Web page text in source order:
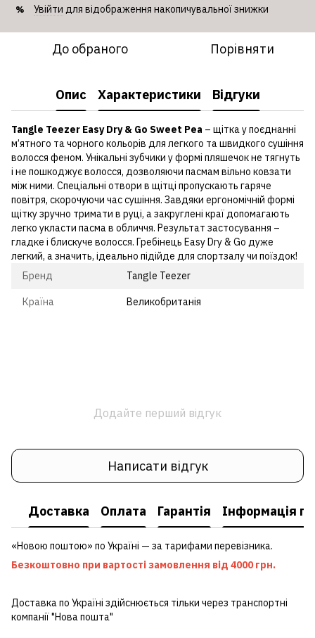
% Увійти для відображення накопичувальної знижки
До обраного Порівняти
Опис Характеристики Відгуки
Tangle Teezer Easy Dry & Go Sweet Pea – щітка у поєднанні
м’ятного та чорного кольорів для легкого та швидкого сушіння
волосся феном. Унікальні зубчики у формі пляшечок не тягнуть
і не пошкоджує волосся, дозволяючи пасмам вільно ковзати
між ними. Спеціальні отвори в щітці пропускають гаряче
повітря, скорочуючи час сушіння. Завдяки ергономічній формі
щітку зручно тримати в руці, а закруглені краї допомагають
легко укласти пасма в обличчя. Результат застосування –
гладке і блискуче волосся. Гребінець Easy Dry & Go дуже
легкий, а значить, ідеально підійде для спортзалу чи поїздок!
Бренд
Tangle Teezer
Країна Великобританія
Додайте перший відгук
Написати відгук
Доставка Оплата Гарантія Інформація
«Новою поштою» по Україні — за тарифами перевізника.
Безкоштовно при вартості замовлення від 4000 грн.
Доставка по Україні здійснюється тільки через транспортні
компанії "Нова пошта"